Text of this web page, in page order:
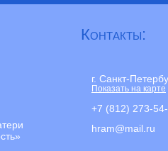
Контакты:
г. Санкт-
Показать на карте
+7 (812) 273-
hram@mail.ru